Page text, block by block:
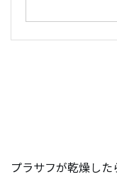
プラサフが乾燥し